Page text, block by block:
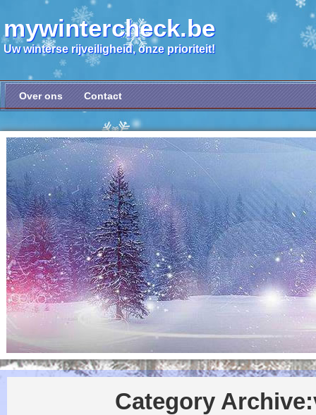
mywintercheck.be
Uw winterse rijveiligheid, onze prioriteit!
Over ons Contact
Category Archive: